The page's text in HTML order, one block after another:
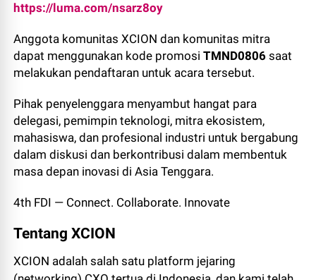
https://luma.com/nsarz8oy
Anggota komunitas XCION dan komunitas mitra
dapat menggunakan kode promosiTMND0806saat
melakukan pendaftaran untuk acara tersebut.
Pihak penyelenggara menyambut hangat para
delegasi, pemimpin teknologi, mitra ekosistem,
mahasiswa, dan profesional industri untuk bergabung
dalam diskusi dan berkontribusi dalam membentuk
masa depan inovasi di Asia Tenggara.
4th FDI — Connect. Collaborate. Innovate
Tentang XCION
XCION adalah salah satu platform jejaring